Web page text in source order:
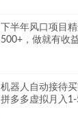
下半年风口项目
500+，做就有收
机器人自动接待
拼多多虚拟月入